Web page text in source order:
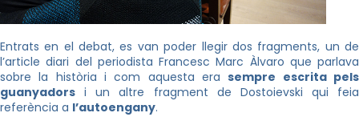
Entrats en el debat, es van poder llegir dos fragments, un de
l’article diari del periodista Francesc Marc Àlvaro que parlava
sobre la història i com aquesta erasempre escrita pels
guanyadors i un altre fragment de Dostoievski qui feia
referència a l’autoengany.